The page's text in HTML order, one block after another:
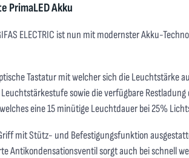
PrimaLED Akku
ELECTRIC ist nun mit modernster Akku-
Tastatur mit welcher sich die Leuchtstärke
sowie die verfügbare
eine 15 minütige Leuchtdauer bei 25%
mit Stütz- und Befestigungsfunktion
Antikondensationsventil sorgt auch bei schnell